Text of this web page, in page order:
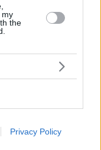
my
the
Privacy Policy